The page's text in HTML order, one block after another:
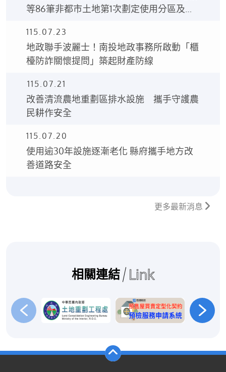
等86筆非都市土地第1次劃定使用分區及使
用編定清冊。
115.07.23
地政聯手波麗士！南投地政事務所啟動「櫃
檯防詐關懷提問」築起財產防線
115.07.21
改善清流農地重劃區排水設施 攜手守護農
民耕作安全
115.07.20
使用逾30年設施逐漸老化 縣府攜手地方改
善道路安全
更多最新消息
相關連結 Link